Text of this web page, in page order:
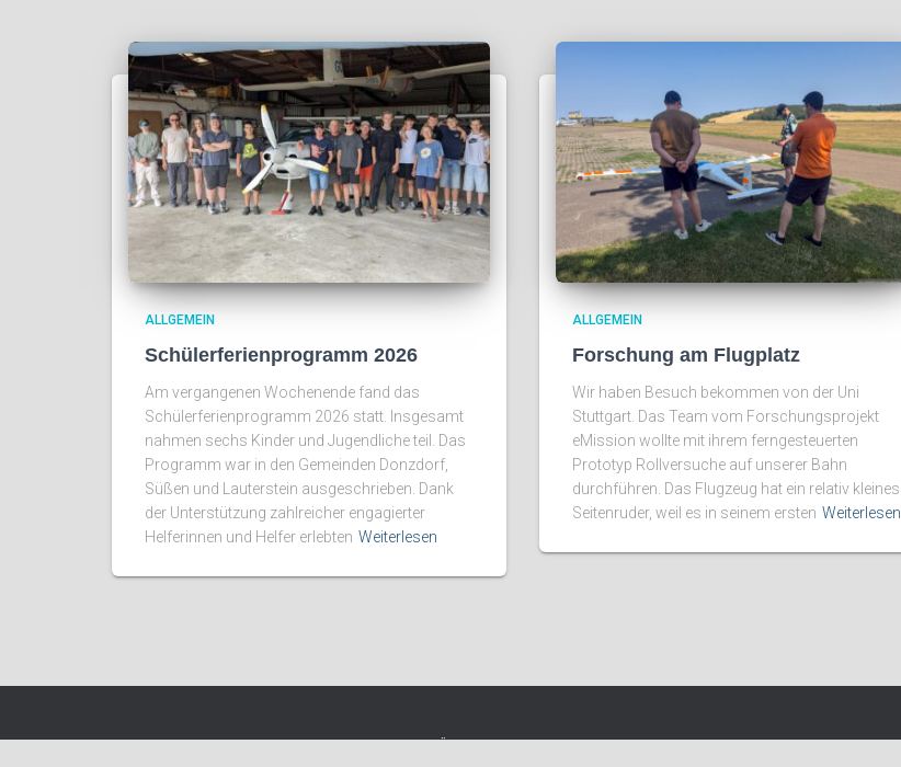
ALLGEMEIN
Schülerferienprogramm 2026
Am vergangenen Wochenende fand das
Schülerferienprogramm 2026 statt. Insgesamt
nahmen sechs Kinder und Jugendliche teil. Das
Programm war in den Gemeinden Donzdorf,
Süßen und Lauterstein ausgeschrieben. Dank
der Unterstützung zahlreicher engagierter
Helferinnen und Helfer erlebten Weiterlesen
ALLGEMEIN
Forschung am Flugplatz
Wir haben Besuch bekommen von der Uni
Stuttgart. Das Team vom Forschungsprojekt
eMission wollte mit ihrem ferngesteuerten
Prototyp Rollversuche auf unserer Bahn
durchführen. Das Flugzeug hat ein relativ kleines
Seitenruder, weil es in seinem ersten Weiterlesen
IMPRESSUM & KONTAKT DATENSCHUTZERKLÄRUNG FGD EDPM YOUTUBE INSTAGRAM